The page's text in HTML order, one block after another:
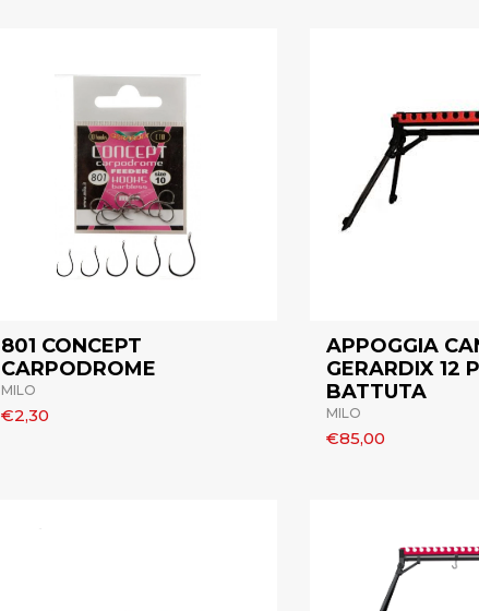
801 CONCEPT
CARPODROME
MILO
€2,30
APPOGGIA
GERARDIX 12
BATTUTA
MILO
€85,00